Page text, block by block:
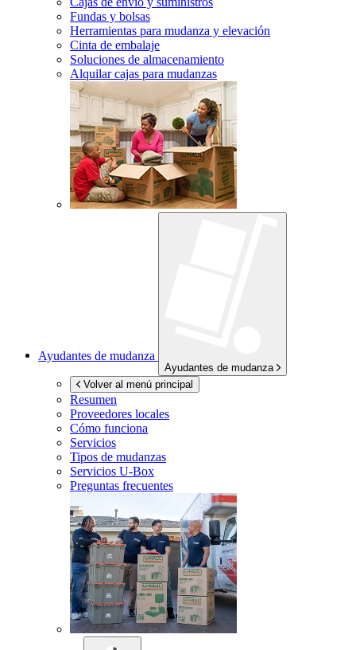
Fundas y bolsas
Herramientas para mudanza y elevación
Cinta de embalaje
Soluciones de almacenamiento
Alquilar cajas para mudanzas
Ayudantes de mudanza
Ayudantes de mudanza
Volver al menú principal
Resumen
Proveedores locales
Cómo funciona
Servicios
Tipos de mudanzas
Servicios U-Box
Preguntas frecuentes